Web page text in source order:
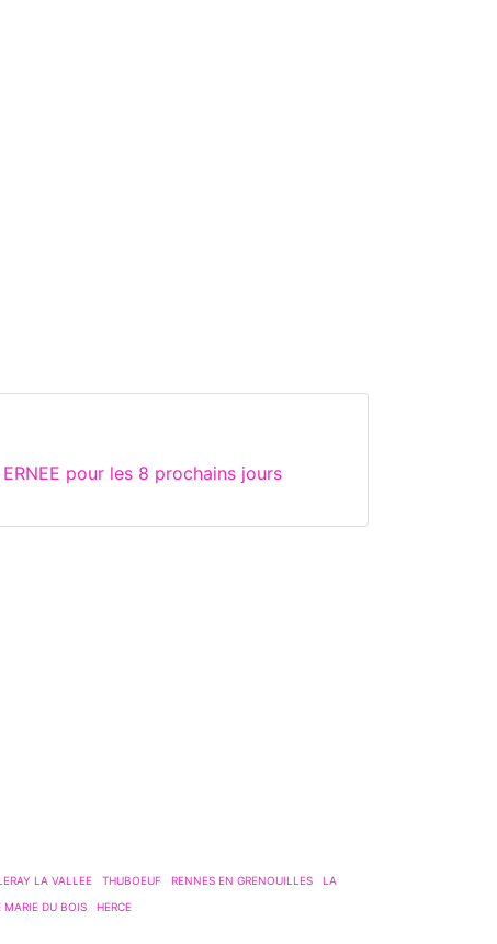
pour les 8 prochains jours
LA VALLEE THUBOEUF RENNES EN GRENOUILLES
LA
MARIE DU BOIS HERCE